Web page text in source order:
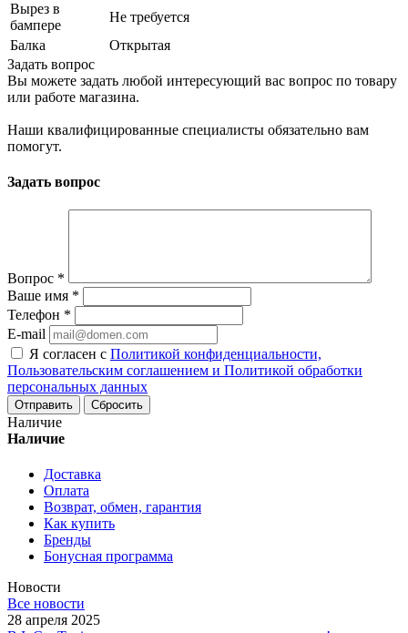
Вырез в
бампере
Не требуется
Балка
Открытая
Задать вопрос
Вы можете задать любой интересующий вас вопрос по товару
или работе магазина.
Наши квалифицированные специалисты обязательно вам
помогут.
Задать вопрос
Вопрос *
Ваше имя *
Телефон *
E-mail
Я согласен с Политикой конфиденциальности,
Пользовательским соглашением и Политикой обработки
персональных данных
Сбросить
Наличие
Наличие
Доставка
Оплата
Возврат, обмен, гарантия
Как купить
Бренды
Бонусная программа
Новости
Все новости
28 апреля 2025